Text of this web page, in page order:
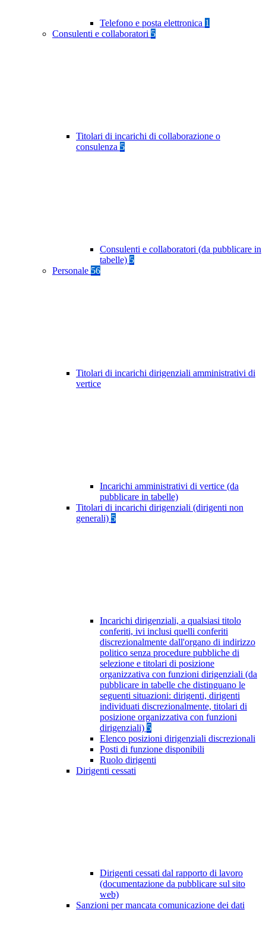
Telefono e posta elettronica 1
Consulenti e collaboratori 5
Titolari di incarichi di collaborazione o
consulenza 5
Consulenti e collaboratori (da pubblicare in
tabelle) 5
Personale 56
Titolari di incarichi dirigenziali amministrativi di
vertice
Incarichi amministrativi di vertice (da
pubblicare in tabelle)
Titolari di incarichi dirigenziali (dirigenti non
generali) 5
Incarichi dirigenziali, a qualsiasi titolo
conferiti, ivi inclusi quelli conferiti
discrezionalmente dall'organo di indirizzo
politico senza procedure pubbliche di
selezione e titolari di posizione
organizzativa con funzioni dirigenziali (da
pubblicare in tabelle che distinguano le
seguenti situazioni: dirigenti, dirigenti
individuati discrezionalmente, titolari di
posizione organizzativa con funzioni
dirigenziali) 5
Elenco posizioni dirigenziali discrezionali
Posti di funzione disponibili
Ruolo dirigenti
Dirigenti cessati
Dirigenti cessati dal rapporto di lavoro
(documentazione da pubblicare sul sito
web)
Sanzioni per mancata comunicazione dei dati